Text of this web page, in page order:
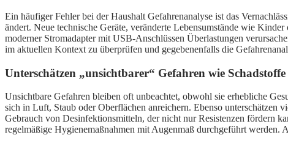
Ein häufiger Fehler bei der Haushalt Gefahrenanalyse ist das
ändert. Neue technische Geräte, veränderte Lebensumstände wie
moderner Stromadapter mit USB-Anschlüssen Überlastungen
im aktuellen Kontext zu überprüfen und gegebenenfalls die
Unterschätzen „unsichtbarer“ Gefahren wie
Unsichtbare Gefahren bleiben oft unbeachtet, obwohl sie erhebliche
sich in Luft, Staub oder Oberflächen anreichern. Ebenso
Gebrauch von Desinfektionsmitteln, der nicht nur Resistenzen fördern
regelmäßige Hygienemaßnahmen mit Augenmaß durchgeführt